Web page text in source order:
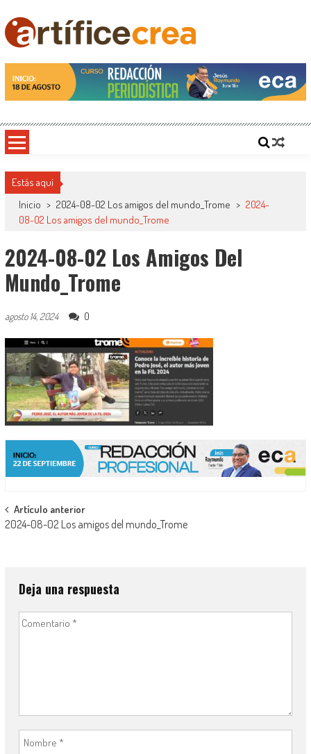
contenido
Artificecrea
Blog de Artífice Comunicadores, elaboramos contenidos periodísticos y editoriales en
diversos formatos, capacitamos en temas de comunicación y educación.
Estás aquí
Inicio > 2024-08-02 Los amigos del mundo_Trome > 2024-
08-02 Los amigos del mundo_Trome
2024-08-02 Los Amigos Del
Mundo_Trome
agosto 14, 2024 0
Navegación
de
Artículo anterior
2024-08-02 Los amigos del mundo_Trome
Deja una respuesta